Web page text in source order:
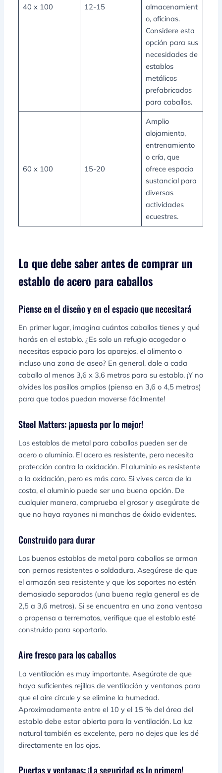
40 x 100 12-15
almacenamient
o, oficinas.
Considere esta
opción para sus
necesidades de
establos
metálicos
prefabricados
para caballos.
60 x 100 15-20
Amplio
alojamiento,
entrenamiento
o cría, que
ofrece espacio
sustancial para
diversas
actividades
ecuestres.
Lo que debe saber antes de comprar un
establo de acero para caballos
Piense en el diseño y en el espacio que necesitará
En primer lugar, imagina cuántos caballos tienes y qué
harás en el establo. ¿Es solo un refugio acogedor o
necesitas espacio para los aparejos, el alimento o
incluso una zona de aseo? En general, dale a cada
caballo al menos 3,6 x 3,6 metros para su establo. ¡Y no
olvides los pasillos amplios (piensa en 3,6 o 4,5 metros)
para que todos puedan moverse fácilmente!
Steel Matters: ¡apuesta por lo mejor!
Los establos de metal para caballos pueden ser de
acero o aluminio. El acero es resistente, pero necesita
protección contra la oxidación. El aluminio es resistente
a la oxidación, pero es más caro. Si vives cerca de la
costa, el aluminio puede ser una buena opción. De
cualquier manera, comprueba el grosor y asegúrate de
que no haya rayones ni manchas de óxido evidentes.
Construido para durar
Los buenos establos de metal para caballos se arman
con pernos resistentes o soldadura. Asegúrese de que
el armazón sea resistente y que los soportes no estén
demasiado separados (una buena regla general es de
2,5 a 3,6 metros). Si se encuentra en una zona ventosa
o propensa a terremotos, verifique que el establo esté
construido para soportarlo.
Aire fresco para los caballos
La ventilación es muy importante. Asegúrate de que
haya suficientes rejillas de ventilación y ventanas para
que el aire circule y se elimine la humedad.
Aproximadamente entre el 10 y el 15 % del área del
establo debe estar abierta para la ventilación. La luz
natural también es excelente, pero no dejes que les dé
directamente en los ojos.
Puertas y ventanas: ¡La seguridad es lo primero!